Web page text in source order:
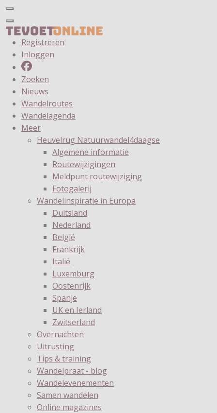
Registreren
Inloggen
Zoeken
Nieuws
Wandelroutes
Wandelagenda
Meer
Heuvelrug Natuurwandel4daagse
Algemene informatie
Routewijzigingen
Meldpunt routewijziging
Fotogalerij
Wandelinspiratie in Europa
Duitsland
Nederland
België
Frankrijk
Italië
Luxemburg
Oostenrijk
Spanje
UK en Ierland
Zwitserland
Overnachten
Uitrusting
Tips & training
Wandelpraat - blog
Wandelevenementen
Samen wandelen
Online magazines